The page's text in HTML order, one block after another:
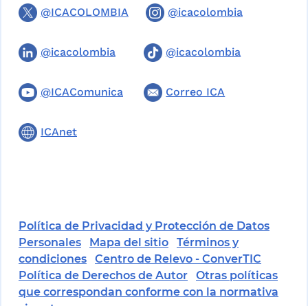
@ICACOLOMBIA @icacolombia
@icacolombia @icacolombia
@ICAComunica Correo ICA
ICAnet
Política de Privacidad y Protección de Datos
Personales
Mapa del sitio
Términos y
condiciones
Centro de Relevo - ConverTIC
Política de Derechos de Autor
Otras políticas
que correspondan conforme con la normativa